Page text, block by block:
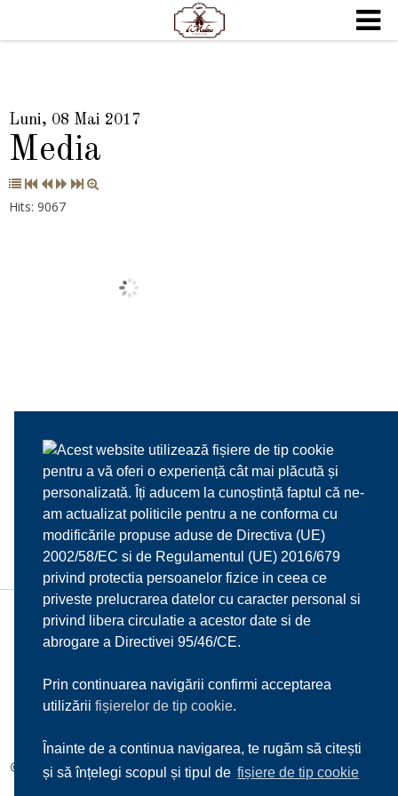
Acest website utilizează fișiere de tip cookie
pentru a vă oferi o experiență cât mai plăcută și
personalizată. Îți aducem la cunoștință faptul că ne-
am actualizat politicile pentru a ne conforma cu
modificările propuse aduse de Directiva (UE)
2002/58/EC si de Regulamentul (UE) 2016/679
privind protectia persoanelor fizice in ceea ce
priveste prelucrarea datelor cu caracter personal si
privind libera circulatie a acestor date si de
abrogare a Directivei 95/46/CE.
Prin continuarea navigării confirmi acceptarea
utilizării fișierelor de tip cookie.
Înainte de a continua navigarea, te rugăm să citești
și să înțelegi scopul și tipul de fișiere de tip cookie
Luni, 08 Mai 2017
Media
Hits: 9067
HOME DESPRE NOI MENIU
REZERVARI CONTACT
© 2017 Il Mulino d'Oro s.r.l.| Toate drepturile rezervate |Sitemap